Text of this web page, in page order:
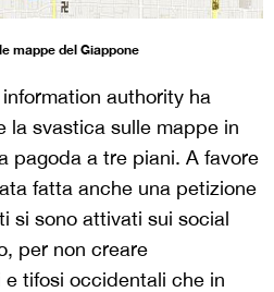
mappe del Giappone
authority ha
la svastica sulle mappe in
pagoda a tre piani. A favore
fatta anche una petizione
si sono attivati sui social
per non creare
tifosi occidentali che in